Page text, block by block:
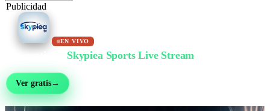
Publicidad
EN VIVO
Skypiea Sports Live Stream
Ver gratis→